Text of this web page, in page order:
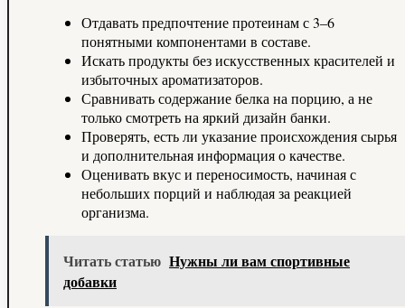
Отдавать предпочтение протеинам с 3–6
понятными компонентами в составе.
Искать продукты без искусственных красителей и
избыточных ароматизаторов.
Сравнивать содержание белка на порцию, а не
только смотреть на яркий дизайн банки.
Проверять, есть ли указание происхождения сырья
и дополнительная информация о качестве.
Оценивать вкус и переносимость, начиная с
небольших порций и наблюдая за реакцией
организма.
Читать статью Нужны ли вам спортивные
добавки